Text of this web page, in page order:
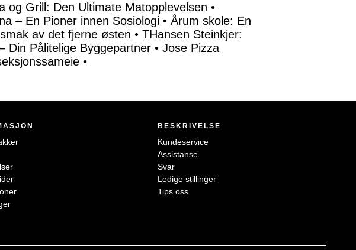
og Grill: Den Ultimate Matopplevelsen •
– En Pioner innen Sosiologi • Årum skole: En
av det fjerne østen • THansen Steinkjer:
Din Pålitelige Byggepartner • Jose Pizza
•
BESKRIVELSE
Kundeservice
Assistanse
Svar
Ledige stillinger
Tips oss